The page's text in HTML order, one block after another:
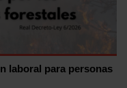
laboral para personas